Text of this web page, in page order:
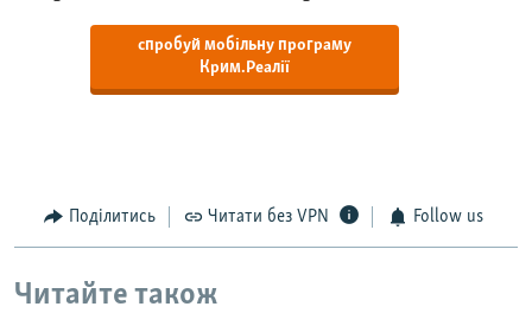
спробуй мобільну програму
Крим.Реалії
Поділитись Читати без VPN Follow us
Читайте також